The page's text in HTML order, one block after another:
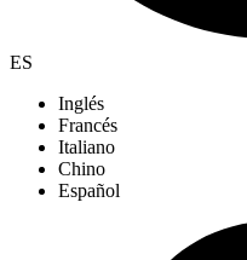
ES
Inglés
Francés
Italiano
Chino
Español